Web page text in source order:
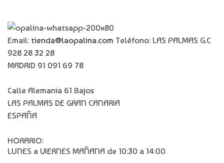
Email: tienda@laopalina.com Teléfono: LAS PALMAS G.C
928 28 32 28
MADRID 91 091 69 78
Calle Alemania 61 Bajos
LAS PALMAS DE GRAN CANARIA
ESPAÑA
HORARIO:
LUNES a VIERNES MAÑANA de 10:30 a 14:00